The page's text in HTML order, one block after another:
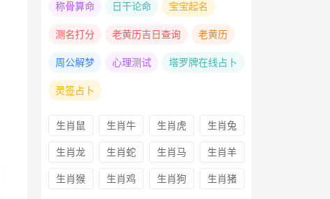
称骨算命 日干论命 宝宝起名
测名打分 老黄历吉日查询 老黄历
周公解梦 心理测试 塔罗牌在线占卜
灵签占卜
生肖鼠 生肖牛 生肖虎 生肖兔
生肖龙 生肖蛇 生肖马 生肖羊
生肖猴 生肖鸡 生肖狗 生肖猪